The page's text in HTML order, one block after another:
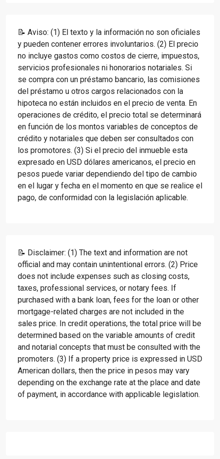
📝 Aviso: (1) El texto y la información no son oficiales
y pueden contener errores involuntarios. (2) El precio
no incluye gastos como costos de cierre, impuestos,
servicios profesionales ni honorarios notariales. Si
se compra con un préstamo bancario, las comisiones
del préstamo u otros cargos relacionados con la
hipoteca no están incluidos en el precio de venta. En
operaciones de crédito, el precio total se determinará
en función de los montos variables de conceptos de
crédito y notariales que deben ser consultados con
los promotores. (3) Si el precio del inmueble esta
expresado en USD dólares americanos, el precio en
pesos puede variar dependiendo del tipo de cambio
en el lugar y fecha en el momento en que se realice el
pago, de conformidad con la legislación aplicable.
📝 Disclaimer: (1) The text and information are not
official and may contain unintentional errors. (2) Price
does not include expenses such as closing costs,
taxes, professional services, or notary fees. If
purchased with a bank loan, fees for the loan or other
mortgage-related charges are not included in the
sales price. In credit operations, the total price will be
determined based on the variable amounts of credit
and notarial concepts that must be consulted with the
promoters. (3) If a property price is expressed in USD
American dollars, then the price in pesos may vary
depending on the exchange rate at the place and date
of payment, in accordance with applicable legislation.